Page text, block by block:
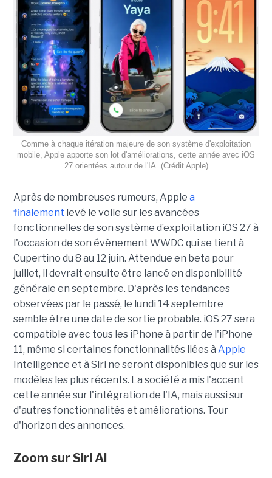
Comme à chaque itération majeure de son système d'exploitation
mobile, Apple apporte son lot d'améliorations, cette année avec iOS
27 orientées autour de l'IA. (Crédit Apple)
Après de nombreuses rumeurs, Apple a
finalement levé le voile sur les avancées
fonctionnelles de son système d’exploitation iOS 27 à
l'occasion de son évènement WWDC qui se tient à
Cupertino du 8 au 12 juin. Attendue en beta pour
juillet, il devrait ensuite être lancé en disponibilité
générale en septembre. D'après les tendances
observées par le passé, le lundi 14 septembre
semble être une date de sortie probable. iOS 27 sera
compatible avec tous les iPhone à partir de l'iPhone
11, même si certaines fonctionnalités liées à Apple
Intelligence et à Siri ne seront disponibles que sur les
modèles les plus récents. La société a mis l'accent
cette année sur l'intégration de l'IA, mais aussi sur
d'autres fonctionnalités et améliorations. Tour
d'horizon des annonces.
Zoom sur Siri AI